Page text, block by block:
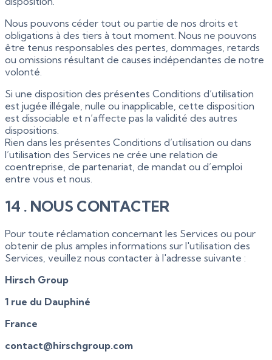
Nous pouvons céder tout ou partie de nos droits et
obligations à des tiers à tout moment. Nous ne pouvons
être tenus responsables des pertes, dommages, retards
ou omissions résultant de causes indépendantes de notre
volonté.
Si une disposition des présentes Conditions d’utilisation
est jugée illégale, nulle ou inapplicable, cette disposition
est dissociable et n’affecte pas la validité des autres
dispositions.
Rien dans les présentes Conditions d’utilisation ou dans
l’utilisation des Services ne crée une relation de
coentreprise, de partenariat, de mandat ou d’emploi
entre vous et nous.
14 . NOUS CONTACTER
Pour toute réclamation concernant les Services ou pour
obtenir de plus amples informations sur l'utilisation des
Services, veuillez nous contacter à l'adresse suivante :
Hirsch Group
1 rue du Dauphiné
France
contact@hirschgroup.com